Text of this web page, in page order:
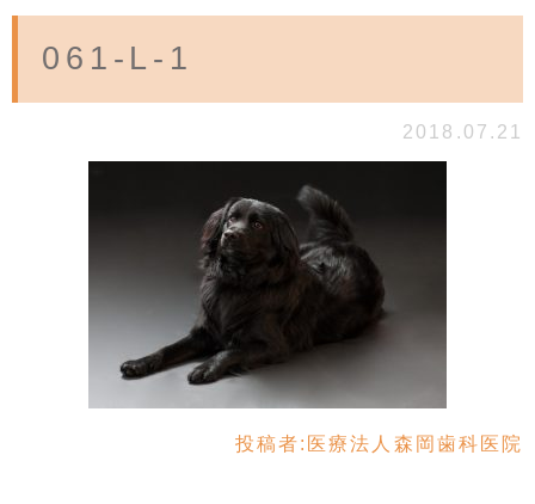
061-L-1
2018.07.21
投稿者: 医療法人森岡歯科医院